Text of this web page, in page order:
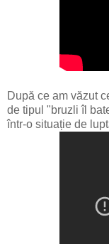
După ce am văzut
de tipul "bruzli îl
într-o situație de